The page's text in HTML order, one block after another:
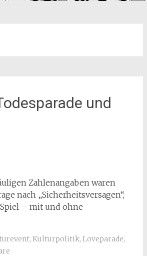
und
Zahlenangaben waren
nach „Sicherheitsversagen“,
– mit und ohne
, Kulturpolitik, Loveparade,